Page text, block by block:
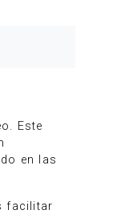
Este
en las
facilitar